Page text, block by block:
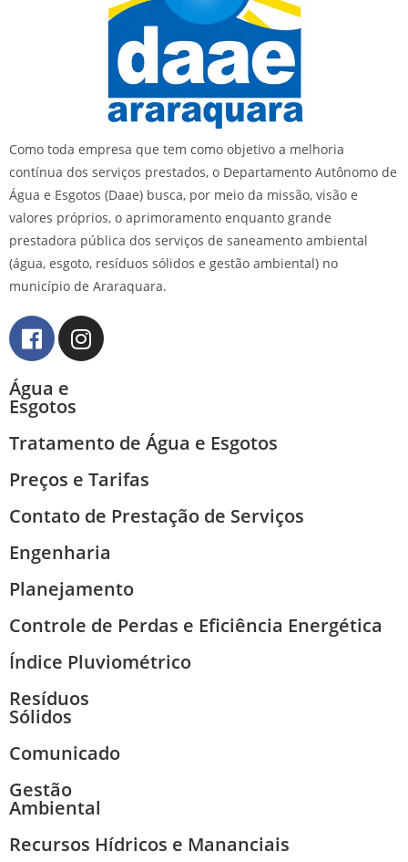
Como toda empresa que tem como objetivo a melhoria
contínua dos serviços prestados, o Departamento Autônomo de
Água e Esgotos (Daae) busca, por meio da missão, visão e
valores próprios, o aprimoramento enquanto grande
prestadora pública dos serviços de saneamento ambiental
(água, esgoto, resíduos sólidos e gestão ambiental) no
município de Araraquara.
Água e
Esgotos
Tratamento de Água e Esgotos
Preços e Tarifas
Contato de Prestação de Serviços
Engenharia
Planejamento
Controle de Perdas e Eficiência Energética
Índice Pluviométrico
Resíduos
Sólidos
Comunicado
Gestão
Ambiental
Recursos Hídricos e Mananciais